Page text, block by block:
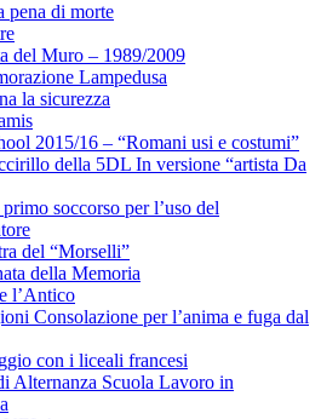
pena di morte
del Muro – 1989/2009
Lampedusa
la sicurezza
2015/16 – “Romani usi e costumi”
della 5DL In versione “artista Da
soccorso per l’uso del
del “Morselli”
della Memoria
l’Antico
Consolazione per l’anima e fuga dal
con i liceali francesi
Alternanza Scuola Lavoro in